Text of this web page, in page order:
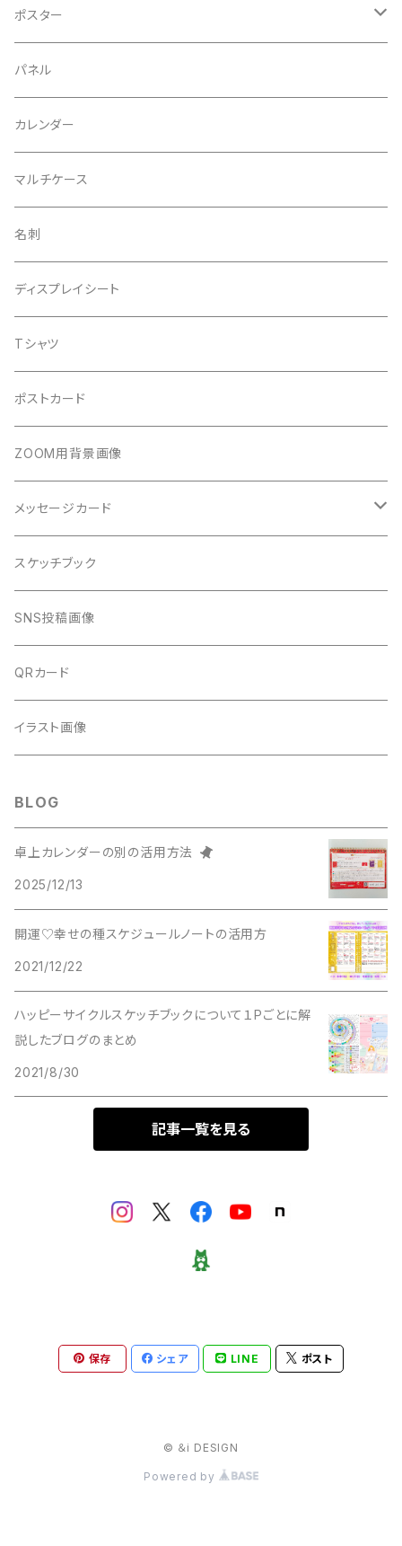
手帳型
All No. All Color
1・RED
6・BLUE&PINK
7・VIOLET
33・AURORA INSPIRATION
ハードタイプ
オールナンバー＆カラー
１・レッド
６・ブルー＆ピンク
７・ヴァイオレット
ポスター
紙ポスター
布地ポスター
Ａ１サイズ
B3サイズ
パネル
カレンダー
マルチケース
名刺
ディスプレイシート
Tシャツ
ポストカード
ZOOM用背景画像
メッセージカード
1&レッド
2&オレンジ
3＆イエロー
4＆グリーン
7＆ヴァイオレット
スケッチブック
SNS投稿画像
QRカード
イラスト画像
BLOG
卓上カレンダーの別の活用方法
2025/12/13
開運♡幸せの種スケジュールノートの活用方
2021/12/22
ハッピーサイクルスケッチブックについて１Pごとに解
説したブログのまとめ
2021/8/30
記事一覧を見る
保存 シェア LINE ポスト
© ＆i DESIGN
Powered by